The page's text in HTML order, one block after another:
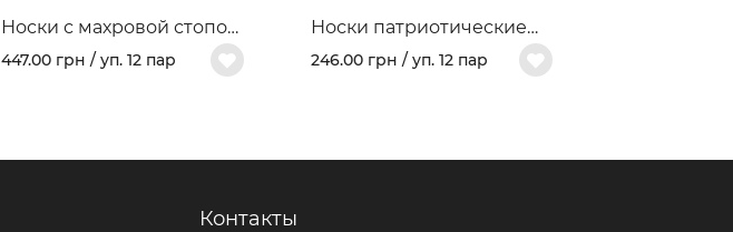
Носки с махровой стопой
"FREEDOM" Арт. 460
447.00 грн / уп. 12 пар
Носки патриотические
женские "Карта Украины"
246.00 грн / уп. 12 пар
Контакты